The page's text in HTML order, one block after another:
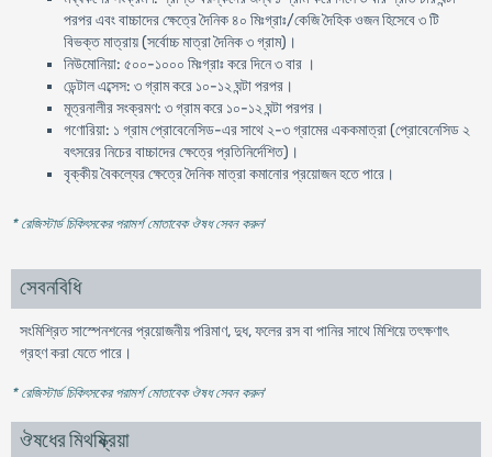
পরপর এবং বাচ্চাদের ক্ষেত্রে দৈনিক ৪০ মিঃগ্রাঃ/কেজি দৈহিক ওজন হিসেবে ৩ টি
বিভক্ত মাত্রায় (সর্বোচ্চ মাত্রা দৈনিক ৩ গ্রাম)।
নিউমোনিয়া: ৫০০-১০০০ মিঃগ্রাঃ করে দিনে ৩ বার ।
ডেন্টাল এব্সেস: ৩ গ্রাম করে ১০-১২ ঘন্টা পরপর।
মূত্রনালীর সংক্রমণ: ৩ গ্রাম করে ১০-১২ ঘন্টা পরপর।
গণোরিয়া: ১ গ্রাম প্রোবেনেসিড-এর সাথে ২-৩ গ্রামের এককমাত্রা (প্রোবেনেসিড ২
বৎসরের নিচের বাচ্চাদের ক্ষেত্রে প্রতিনির্দেশিত)।
বৃক্কীয় বৈকল্যের ক্ষেত্রে দৈনিক মাত্রা কমানোর প্রয়োজন হতে পারে।
* রেজিস্টার্ড চিকিৎসকের পরামর্শ মোতাবেক ঔষধ সেবন করুন'
সেবনবিধি
সংমিশ্রিত সাস্পেনশনের প্রয়োজনীয় পরিমাণ, দুধ, ফলের রস বা পানির সাথে মিশিয়ে তৎক্ষণাৎ
গ্রহণ করা যেতে পারে।
* রেজিস্টার্ড চিকিৎসকের পরামর্শ মোতাবেক ঔষধ সেবন করুন'
ঔষধের মিথষ্ক্রিয়া